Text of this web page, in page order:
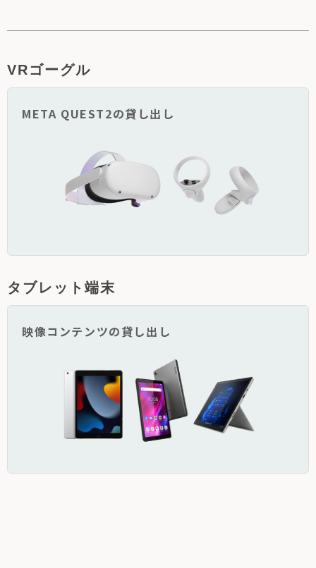
VRゴーグル
META QUEST2の貸し出し
タブレット端末
映像コンテンツの貸し出し